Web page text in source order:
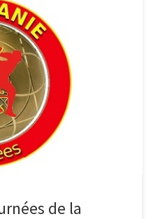
: Lieu : Viviez (12)4 parties
des 4 Parties : 8h-10h
La prochaine journée de la
15février prochain. Vous
de la